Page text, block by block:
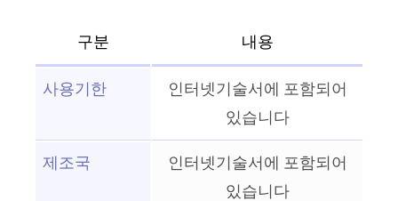
구분
내용
사용기한
인터넷기술서에 포함되어
있습니다
제조국
인터넷기술서에 포함되어
있습니다